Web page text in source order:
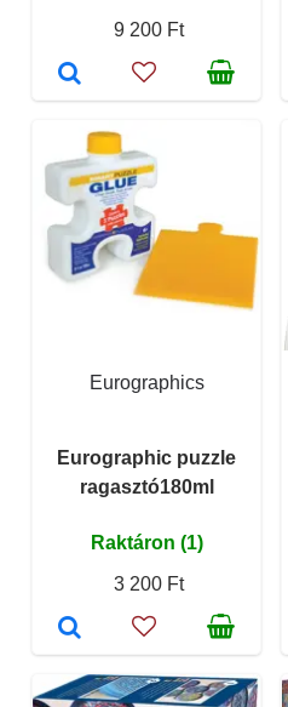
9 200 Ft
Eurographics
Eurographic puzzle
ragasztó180ml
Raktáron (1)
3 200 Ft